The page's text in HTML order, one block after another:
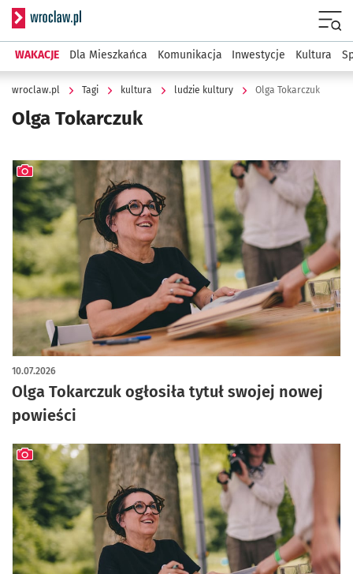
Serwis informacyjny wroclaw.pl
WAKACJE Dla Mieszkańca Komunikacja Inwestycje Kultura
wroclaw.pl Tagi kultura ludzie kultury Olga Tokarczuk
Olga Tokarczuk
Olga Tokarczuk ogłosiła tytuł swojej nowej
powieści
10.07.2026
artykuł z galerią zdjęć